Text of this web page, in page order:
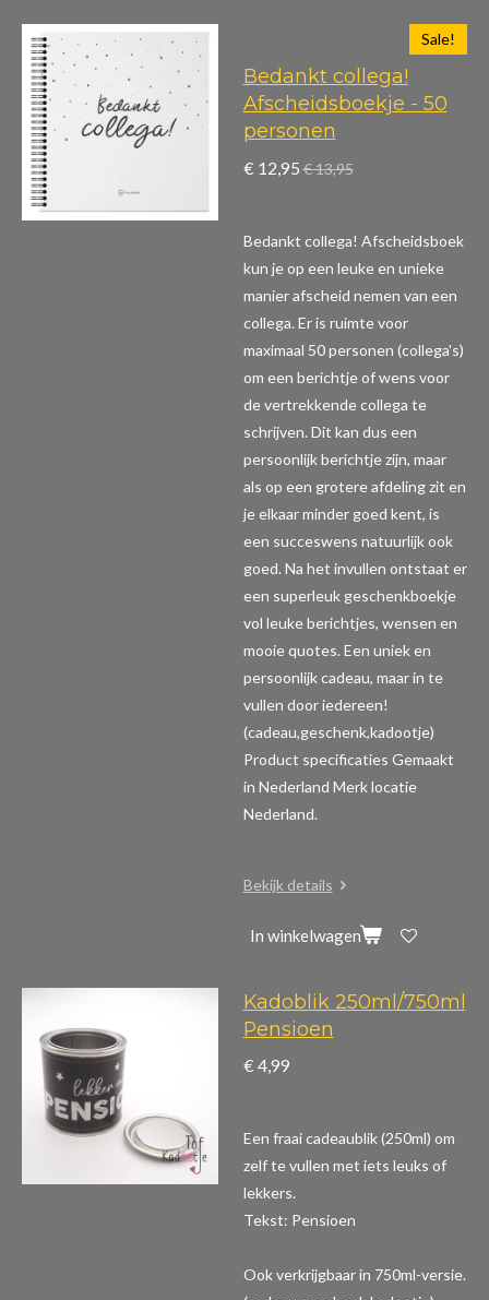
Sale!
Bedankt collega!
Afscheidsboekje - 50
personen
€ 12,95 € 13,95
Bedankt collega! Afscheidsboek
kun je op een leuke en unieke
manier afscheid nemen van een
collega. Er is ruimte voor
maximaal 50 personen (collega's)
om een berichtje of wens voor
de vertrekkende collega te
schrijven. Dit kan dus een
persoonlijk berichtje zijn, maar
als op een grotere afdeling zit en
je elkaar minder goed kent, is
een succeswens natuurlijk ook
goed. Na het invullen ontstaat er
een superleuk geschenkboekje
vol leuke berichtjes, wensen en
mooie quotes. Een uniek en
persoonlijk cadeau, maar in te
vullen door iedereen!
(cadeau,geschenk,kadootje)
Product specificaties Gemaakt
in Nederland Merk locatie
Nederland.
Bekijk details
In winkelwagen
Kadoblik 250ml/750ml
Pensioen
€ 4,99
Een fraai cadeaublik (250ml) om
zelf te vullen met iets leuks of
lekkers.
Tekst: Pensioen
Ook verkrijgbaar in 750ml-versie.